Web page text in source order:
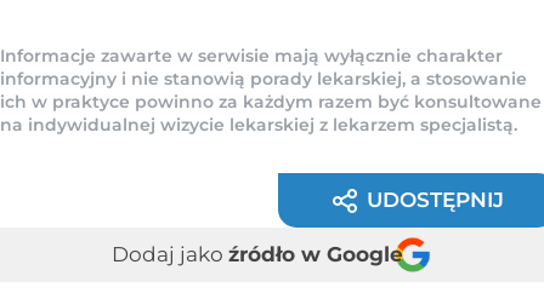
Informacje zawarte w serwisie mają wyłącznie charakter
informacyjny i nie stanowią porady lekarskiej, a stosowanie
ich w praktyce powinno za każdym razem być konsultowane
na indywidualnej wizycie lekarskiej z lekarzem specjalistą.
UDOSTĘPNIJ
Dodaj jako źródło w Google